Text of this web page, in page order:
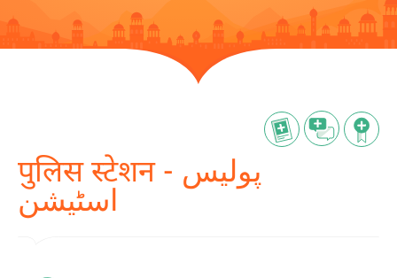
पुलिस स्टेशन - پولیس
اسٹیشن